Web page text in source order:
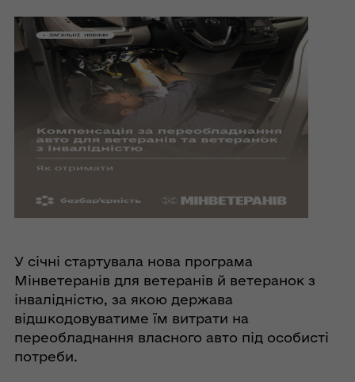
У січні стартувала нова програма
Мінветеранів для ветеранів й ветеранoк з
інвалідністю, за якою держава
відшкодовуватиме їм витрати на
переобладнання власного авто під особисті
потреби.